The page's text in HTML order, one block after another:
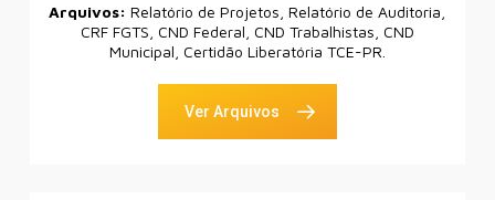
Arquivos:Relatório de Projetos, Relatório de Auditoria,
CRF FGTS, CND Federal, CND Trabalhistas, CND
Municipal, Certidão Liberatória TCE-PR.
Ver Arquivos